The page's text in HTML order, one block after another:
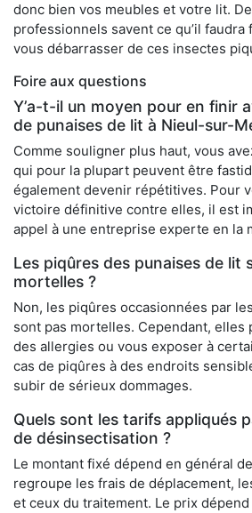
donc bien vos meubles et votre lit.
professionnels savent ce qu’il
vous débarrasser de ces insectes
Foire aux questions
Y’a-t-il un moyen pour en finir
de punaises de lit à Nieul-sur-
Comme souligner plus haut, vous
qui pour la plupart peuvent être
également devenir répétitives. Pour
victoire définitive contre elles, il est
appel à une entreprise experte en la
Les piqûres des punaises de lit
mortelles ?
Non, les piqûres occasionnées par
sont pas mortelles. Cependant, elles
des allergies ou vous exposer à
cas de piqûres à des endroits
subir de sérieux dommages.
Quels sont les tarifs appliqués
de désinsectisation ?
Le montant fixé dépend en général
regroupe les frais de déplacement,
et ceux du traitement. Le prix